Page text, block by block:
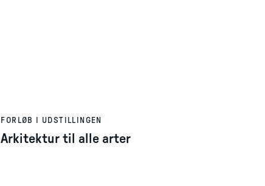
FORLØB I UDSTILLINGEN
Arkitektur til alle arter